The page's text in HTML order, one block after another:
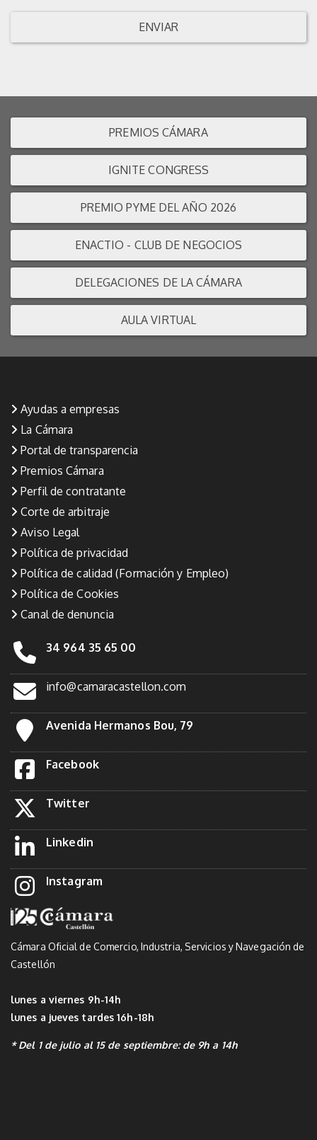
ENVIAR
PREMIOS CÁMARA
IGNITE CONGRESS
PREMIO PYME DEL AÑO 2026
ENACTIO - CLUB DE NEGOCIOS
DELEGACIONES DE LA CÁMARA
AULA VIRTUAL
Ayudas a empresas
La Cámara
Portal de transparencia
Premios Cámara
Perfil de contratante
Corte de arbitraje
Aviso Legal
Política de privacidad
Política de calidad (Formación y Empleo)
Política de Cookies
Canal de denuncia
34 964 35 65 00
info@camaracastellon.com
Avenida Hermanos Bou, 79
Facebook
Twitter
Linkedin
Instagram
Cámara Oficial de Comercio, Industria, Servicios y Navegación de
Castellón
lunes a viernes 9h-14h
lunes a jueves tardes 16h-18h
* Del 1 de julio al 15 de septiembre: de 9h a 14h